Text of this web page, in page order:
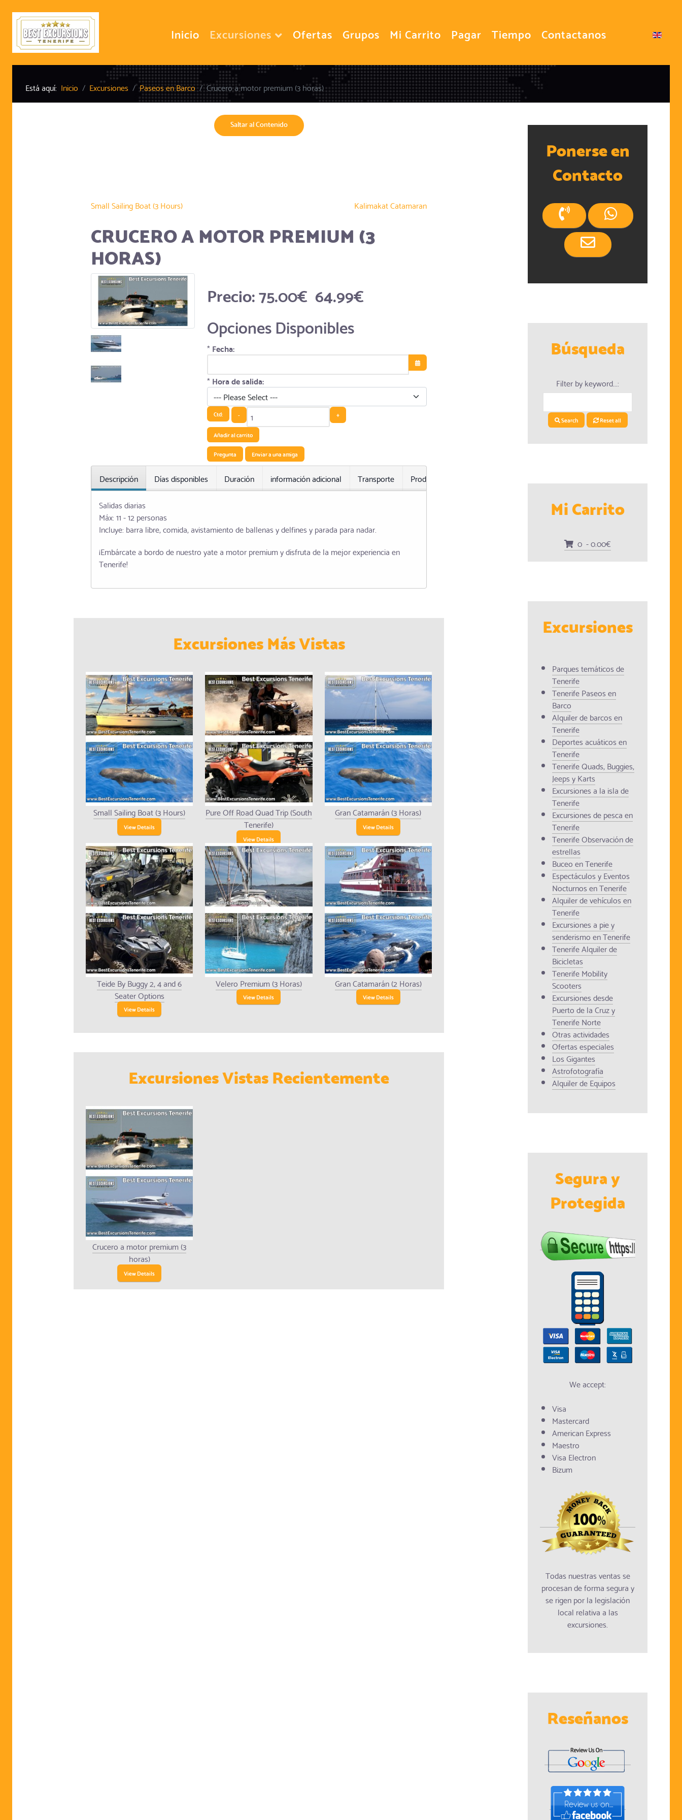
Inicio Excursiones Ofertas Grupos Mi Carrito Pagar Tiempo Contactanos Seleccione su idioma
Está aquí: Inicio Excursiones Paseos en Barco Crucero a motor premium (3 horas)
Saltar al Contenido
Small Sailing Boat (3 Hours) Kalimakat Catamaran
CRUCERO A MOTOR PREMIUM (3
HORAS)
Precio:75.00€ 64.99€
Opciones Disponibles
*Fecha:
Abrir el calendario
*Hora de salida:
Ctd: -
+
Añadir al carrito
Pregunta
Enviar a una amiga
Descripción Días disponibles Duración información adicional Transporte
Productos relacionados
Salidas diarias
Máx: 11 - 12 personas
Incluye: barra libre, comida, avistamiento de ballenas y delfines y parada para nadar.
¡Embárcate a bordo de nuestro yate a motor premium y disfruta de la mejor experiencia en
Tenerife!
Excursiones Más Vistas
Small Sailing Boat (3 Hours)
View Details
Pure Off Road Quad Trip (South
Tenerife)
View Details
Gran Catamarán (3 Horas)
View Details
Teide By Buggy 2, 4 and 6
Seater Options
View Details
Velero Premium (3 Horas)
View Details
Gran Catamarán (2 Horas)
View Details
Excursiones Vistas Recientemente
Crucero a motor premium (3
horas)
View Details
Ponerse en
Contacto
Búsqueda
Filter by keyword...:
Search Reset all
Mi Carrito
0 - 0.00€
Excursiones
Parques temáticos de
Tenerife
Tenerife Paseos en
Barco
Alquiler de barcos en
Tenerife
Deportes acuáticos en
Tenerife
Tenerife Quads, Buggies,
Jeeps y Karts
Excursiones a la isla de
Tenerife
Excursiones de pesca en
Tenerife
Tenerife Observación de
estrellas
Buceo en Tenerife
Espectáculos y Eventos
Nocturnos en Tenerife
Alquiler de vehículos en
Tenerife
Excursiones a pie y
senderismo en Tenerife
Tenerife Alquiler de
Bicicletas
Tenerife Mobility
Scooters
Excursiones desde
Puerto de la Cruz y
Tenerife Norte
Otras actividades
Ofertas especiales
Los Gigantes
Astrofotografía
Alquiler de Equipos
Segura y
Protegida
We accept:
Visa
Mastercard
American Express
Maestro
Visa Electron
Bizum
Todas nuestras ventas se
procesan de forma segura y
se rigen por la legislación
local relativa a las
excursiones.
Reseñanos